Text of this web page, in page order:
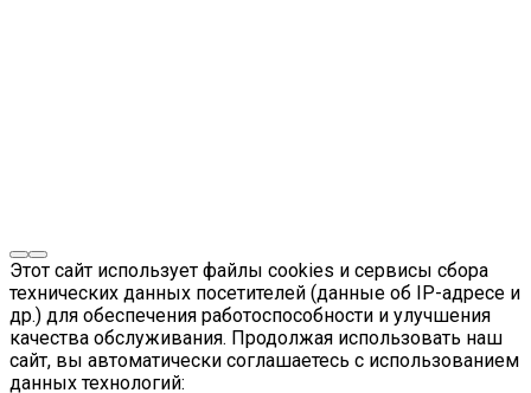
Этот сайт использует файлы cookies и сервисы сбора
технических данных посетителей (данные об IP-адресе и
др.) для обеспечения работоспособности и улучшения
качества обслуживания. Продолжая использовать наш
сайт, вы автоматически соглашаетесь с использованием
данных технологий: